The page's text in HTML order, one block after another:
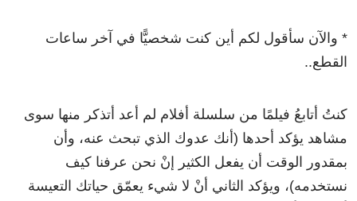
* والآن سأقول لكم أين كنت شخصيًّا في آخر ساعات
القطع..
كنتُ أتابعُ فيلمًا من سلسلة أفلام لم أعد أتذكر منها سوى
مشاهد يؤكد أحدها (أنك عدوك الذي تبحث عنه، وأن
بمقدور الوقت أن يفعل الكثير إنْ نحن عرفنا كيف
نستخدمه)، ويؤكد الثاني أنْ لا شيء يعمّق حياتك التعيسة